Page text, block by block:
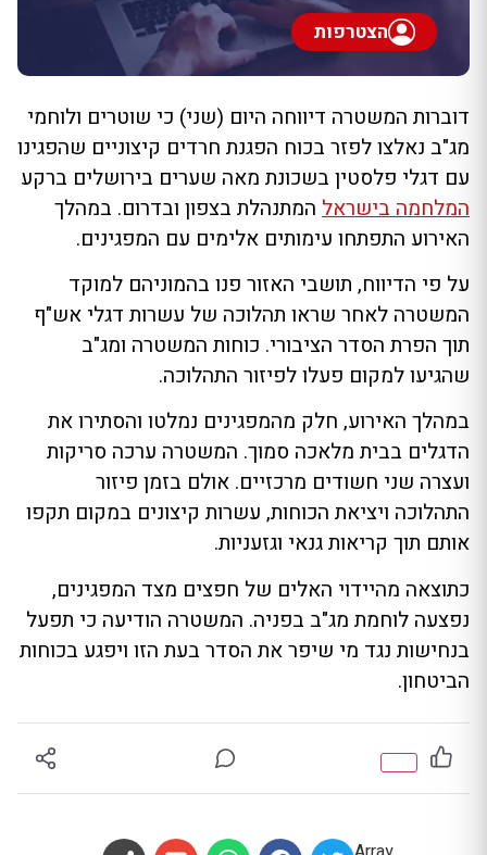
הצטרפות
דוברות המשטרה דיווחה היום (שני) כי שוטרים ולוחמי
מג"ב נאלצו לפזר בכוח הפגנת חרדים קיצוניים שהפגינו
עם דגלי פלסטין בשכונת מאה שערים בירושלים ברקע
המלחמה בישראל המתנהלת בצפון ובדרום. במהלך
האירוע התפתחו עימותים אלימים עם המפגינים.
על פי הדיווח, תושבי האזור פנו בהמוניהם למוקד
המשטרה לאחר שראו תהלוכה של עשרות דגלי אש"ף
תוך הפרת הסדר הציבורי. כוחות המשטרה ומג"ב
שהגיעו למקום פעלו לפיזור התהלוכה.
במהלך האירוע, חלק מהמפגינים נמלטו והסתירו את
הדגלים בבית מלאכה סמוך. המשטרה ערכה סריקות
ועצרה שני חשודים מרכזיים. אולם בזמן פיזור
התהלוכה ויציאת הכוחות, עשרות קיצונים במקום תקפו
אותם תוך קריאות גנאי וגזעניות.
כתוצאה מהיידוי האלים של חפצים מצד המפגינים,
נפצעה לוחמת מג"ב בפניה. המשטרה הודיעה כי תפעל
בנחישות נגד מי שיפר את הסדר בעת הזו ויפגע בכוחות
הביטחון.